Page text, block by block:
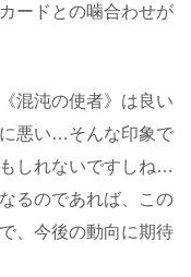
ードとの噛合わせが
混沌の使者》は良い
悪い…そんな印象で
しれないですしね…
るのであれば、この
、今後の動向に期待